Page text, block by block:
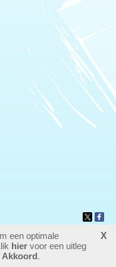
een optimale
hiervoor een uitleg
Akkoord.
X